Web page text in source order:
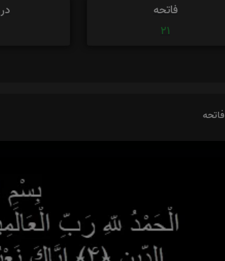
فاتحه
21
فاتحه